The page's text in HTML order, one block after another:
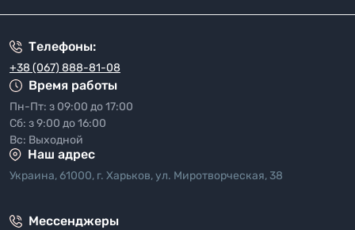
Телефоны:
+38 (067) 888-81-08
Время работы
Пн-Пт: з 09:00 до 17:00
Сб: з 9:00 до 16:00
Вс: Выходной
Наш адрес
Украина, 61000, г. Харьков, ул. Миротворческая, 38
Мессенджеры